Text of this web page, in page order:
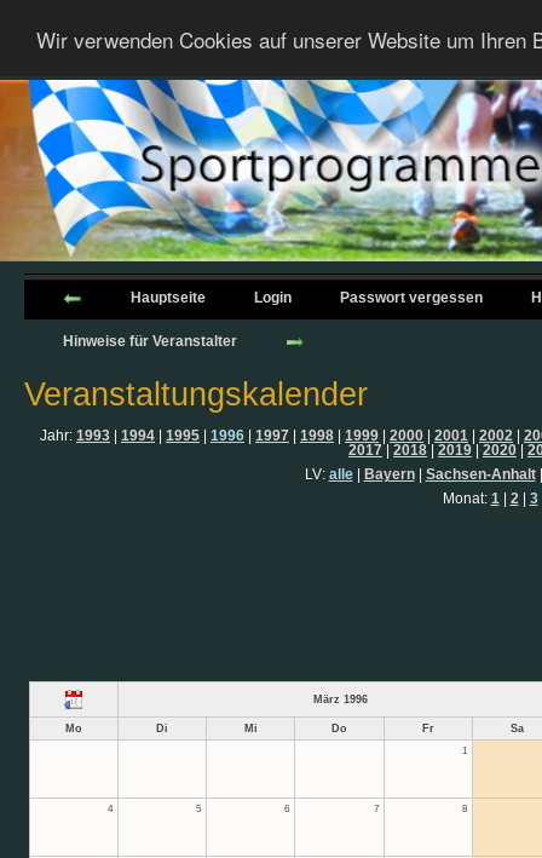
Wir verwenden Cookies auf unserer Website um
Hauptseite Login Passwort vergessen
Hinweise für Veranstalter
Veranstaltungskalender
Jahr: 1993 1994 1995 1996 1997 1998 1999 2000 2001 2002
2017
2018 2019 2020
LV: alle| Bayern| Sachsen-Anhalt
Monat: 1 2 3
März 1996
Mo Di Mi Do Fr Sa
1
4 5 6 7 8